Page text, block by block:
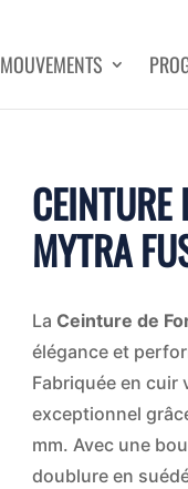
MOUVEMENTS
MYTRA
La Ceinture de
élégance et
Fabriquée en cuir
exceptionnel
mm. Avec une
doublure en